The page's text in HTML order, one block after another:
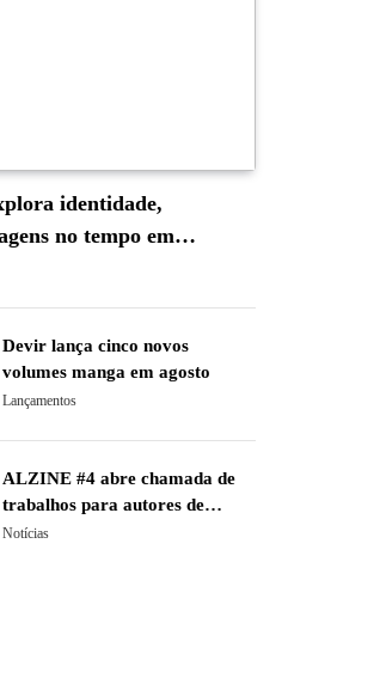
identidade,
no tempo em
A Navalha de Occam”
Devir lança cinco novos
volumes manga em agosto
Lançamentos
ALZINE #4 abre chamada de
trabalhos para autores de
banda desenhada e ilustração
Notícias